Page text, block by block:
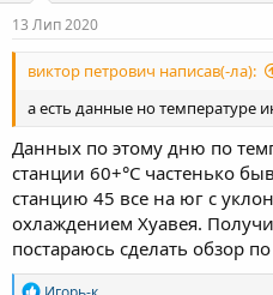
13 Лип 2020
виктор петрович написав(-ла):
а есть данные но температуре
Данных по этому дню по
станции 60+°С частенько
станцию 45 все на юг с
охлаждением Хуавея.
постараюсь сделать обзор
Р